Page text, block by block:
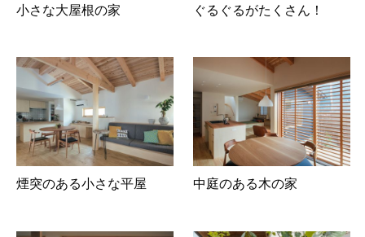
小さな大屋根の家 ぐるぐるがたくさん！
煙突のある小さな平屋 中庭のある木の家